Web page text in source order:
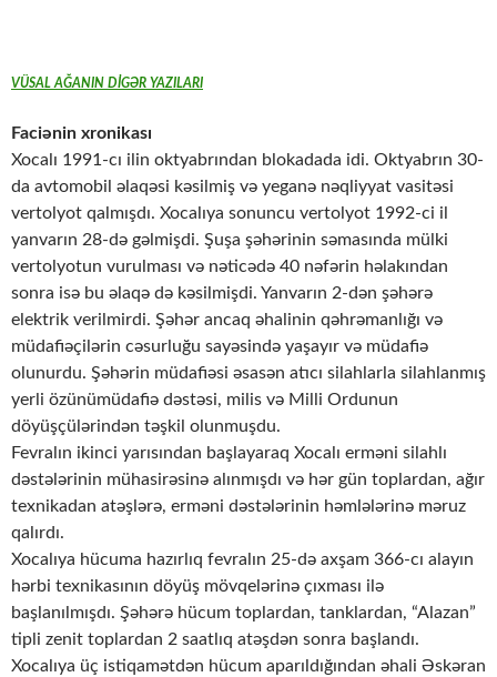
VÜSAL AĞANIN DİGƏR YAZILARI
Faciənin xronikası
Xocalı 1991-cı ilin oktyabrından blokadada idi. Oktyabrın 30-
da avtomobil əlaqəsi kəsilmiş və yeganə nəqliyyat vasitəsi
vertolyot qalmışdı. Xocalıya sonuncu vertolyot 1992-ci il
yanvarın 28-də gəlmişdi. Şuşa şəhərinin səmasında mülki
vertolyotun vurulması və nəticədə 40 nəfərin həlakından
sonra isə bu əlaqə də kəsilmişdi. Yanvarın 2-dən şəhərə
elektrik verilmirdi. Şəhər ancaq əhalinin qəhrəmanlığı və
müdafiəçilərin cəsurluğu sayəsində yaşayır və müdafiə
olunurdu. Şəhərin müdafiəsi əsasən atıcı silahlarla silahlanmış
yerli özünümüdafiə dəstəsi, milis və Milli Ordunun
döyüşçülərindən təşkil olunmuşdu.
Fevralın ikinci yarısından başlayaraq Xocalı erməni silahlı
dəstələrinin mühasirəsinə alınmışdı və hər gün toplardan, ağır
texnikadan atəşlərə, erməni dəstələrinin həmlələrinə məruz
qalırdı.
Xocalıya hücuma hazırlıq fevralın 25-də axşam 366-cı alayın
hərbi texnikasının döyüş mövqelərinə çıxması ilə
başlanılmışdı. Şəhərə hücum toplardan, tanklardan, “Alazan”
tipli zenit toplardan 2 saatlıq atəşdən sonra başlandı.
Xocalıya üç istiqamətdən hücum aparıldığından əhali Əskəran